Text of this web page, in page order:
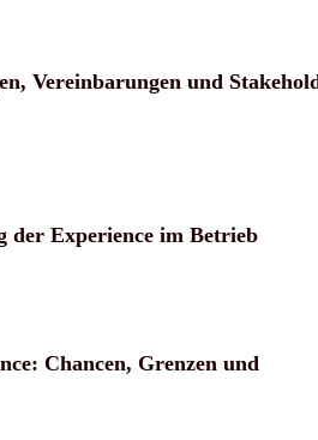
Vereinbarungen und
der Experience im Betrieb
Chancen, Grenzen und